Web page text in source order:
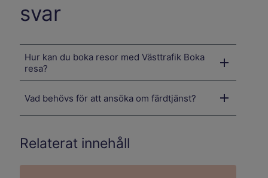
svar
Hur kan du boka resor med Västtrafik Boka
resa?
Vad behövs för att ansöka om färdtjänst?
Relaterat innehåll